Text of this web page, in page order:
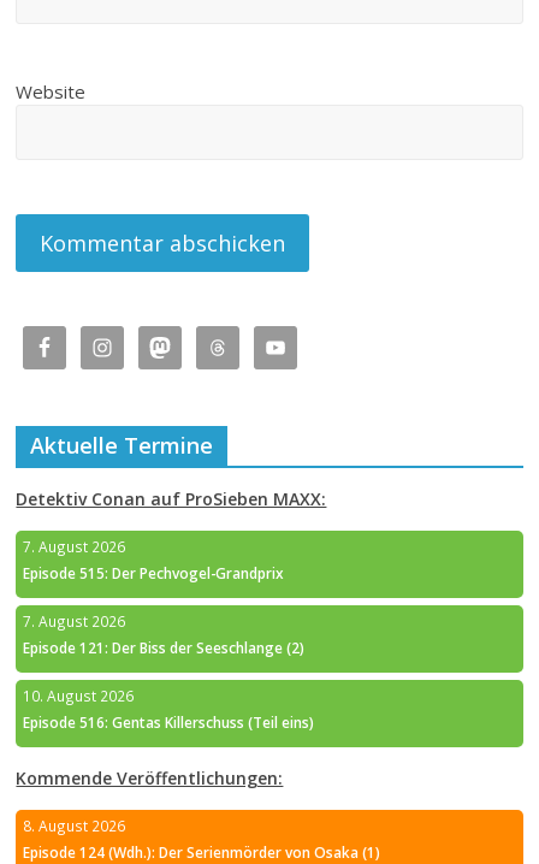
Website
Aktuelle Termine
Detektiv Conan auf ProSieben MAXX:
7. August 2026
Episode 515: Der Pechvogel-Grandprix
7. August 2026
Episode 121: Der Biss der Seeschlange (2)
10. August 2026
Episode 516: Gentas Killerschuss (Teil eins)
Kommende Veröffentlichungen:
8. August 2026
Episode 124 (Wdh.): Der Serienmörder von Osaka (1)